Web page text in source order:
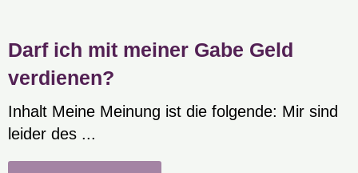
Darf ich mit meiner Gabe Geld
verdienen?
Inhalt Meine Meinung ist die folgende: Mir sind
leider des ...